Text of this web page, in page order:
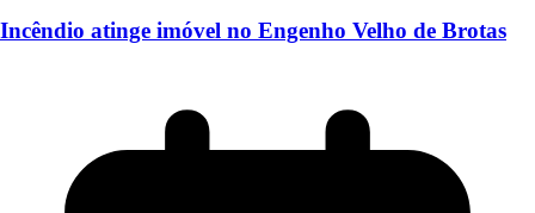
Incêndio atinge imóvel no Engenho Velho de Brotas